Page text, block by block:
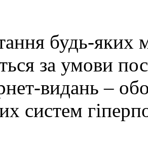
будь-яких
за умови
видань –
систем